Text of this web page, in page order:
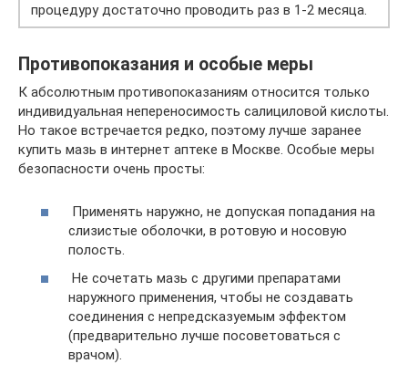
процедуру достаточно проводить раз в 1-2 месяца.
Противопоказания и особые меры
К абсолютным противопоказаниям относится только
индивидуальная непереносимость салициловой кислоты.
Но такое встречается редко, поэтому лучше заранее
купить мазь в интернет аптеке в Москве. Особые меры
безопасности очень просты:
Применять наружно, не допуская попадания на
слизистые оболочки, в ротовую и носовую
полость.
Не сочетать мазь с другими препаратами
наружного применения, чтобы не создавать
соединения с непредсказуемым эффектом
(предварительно лучше посоветоваться с
врачом).